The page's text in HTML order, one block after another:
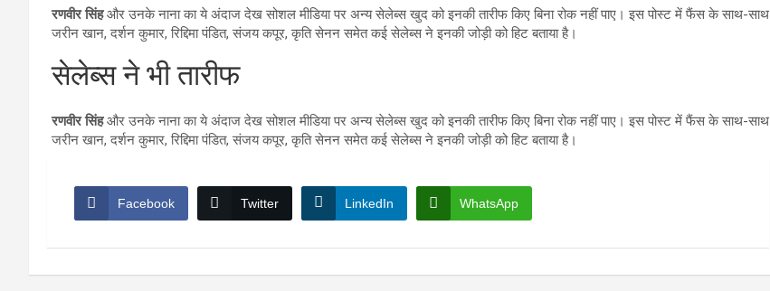
रणवीर सिंहऔर उनके नाना का ये अंदाज देख सोशल मीडिया पर अन्य सेलेब्स खुद को इनकी तारीफ किए बिना रोक नहीं पाए। इस पोस्ट में फैंस के साथ-साथ
जरीन खान, दर्शन कुमार, रिद्दिमा पंडित, संजय कपूर, कृति सेनन समेत कई सेलेब्स ने इनकी जोड़ी को हिट बताया है।
सेलेब्स ने भी तारीफ
रणवीर सिंहऔर उनके नाना का ये अंदाज देख सोशल मीडिया पर अन्य सेलेब्स खुद को इनकी तारीफ किए बिना रोक नहीं पाए। इस पोस्ट में फैंस के साथ-साथ
जरीन खान, दर्शन कुमार, रिद्दिमा पंडित, संजय कपूर, कृति सेनन समेत कई सेलेब्स ने इनकी जोड़ी को हिट बताया है।
Facebook Twitter LinkedIn WhatsApp